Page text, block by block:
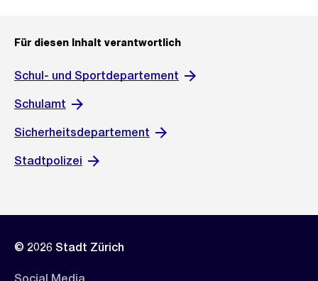
Für diesen Inhalt verantwortlich
Schul- und Sportdepartement
Schulamt
Sicherheitsdepartement
Stadtpolizei
© 2026 Stadt Zürich